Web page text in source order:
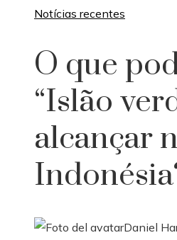
Notícias recentes
O que
“Islão
alcançar
Daniel